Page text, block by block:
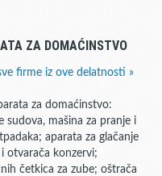
ZA DOMAĆINSTVO
firme iz ove delatnosti »
za domaćinstvo:
sudova, mašina za pranje i
aparata za glačanje
otvarača konzervi;
četkica za zube; oštrača